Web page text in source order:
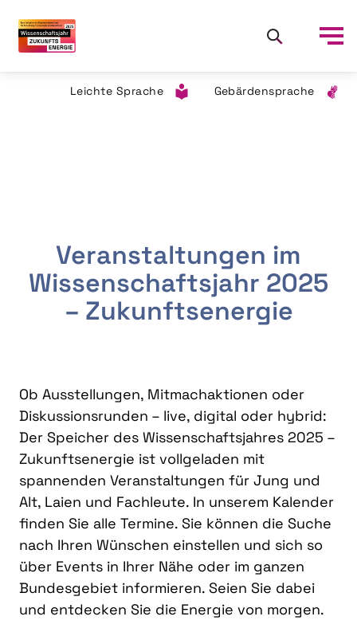
Leichte Sprache Gebärdensprache
Veranstaltungen im
Wissenschaftsjahr 2025
– Zukunftsenergie
Ob Ausstellungen, Mitmachaktionen oder
Diskussionsrunden – live, digital oder hybrid:
Der Speicher des Wissenschaftsjahres 2025 –
Zukunftsenergie ist vollgeladen mit
spannenden Veranstaltungen für Jung und
Alt, Laien und Fachleute. In unserem Kalender
finden Sie alle Termine. Sie können die Suche
nach Ihren Wünschen einstellen und sich so
über Events in Ihrer Nähe oder im ganzen
Bundesgebiet informieren. Seien Sie dabei
und entdecken Sie die Energie von morgen.